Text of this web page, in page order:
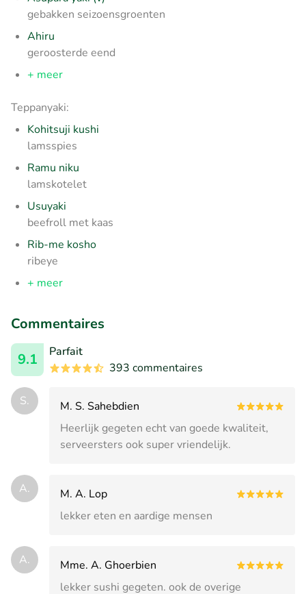
gebakken seizoensgroenten
Ahiru
geroosterde eend
+ meer
Teppanyaki:
Kohitsuji kushi
lamsspies
Ramu niku
lamskotelet
Usuyaki
beefroll met kaas
Rib-me kosho
ribeye
+ meer
Commentaires
9.1
Parfait
393 commentaires
S.
M. S. Sahebdien
Heerlijk gegeten echt van goede kwaliteit,
serveersters ook super vriendelijk.
A.
M. A. Lop
lekker eten en aardige mensen
A.
Mme. A. Ghoerbien
lekker sushi gegeten. ook de overige